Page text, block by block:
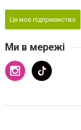
Це моє підприємство
Ми в мережі